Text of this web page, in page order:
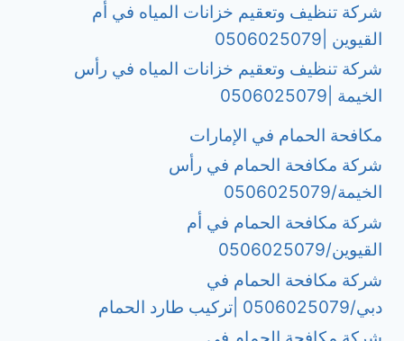
شركة تنظيف وتعقيم خزانات المياه في أم
القيوين |0506025079
شركة تنظيف وتعقيم خزانات المياه في رأس
الخيمة |0506025079
مكافحة الحمام في الإمارات
شركة مكافحة الحمام في رأس
الخيمة/0506025079
شركة مكافحة الحمام في أم
القيوين/0506025079
شركة مكافحة الحمام في
دبي/0506025079 |تركيب طارد الحمام